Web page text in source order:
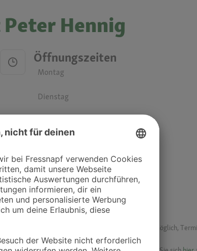
Hennig
Öffnungszeiten
Montag
Dienstag
Donnerstag
Freitag
Samstag
Sonntag
anzuzeigen. Über Dr. Fressnapf ist es nicht möglich,
an die jeweilige Praxis oder Klinik.